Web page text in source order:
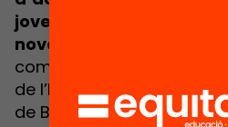
joves disposen
noves oportunitats
comptarem amb la
de l’Escola Municipal de
de Barcelona, laM. José